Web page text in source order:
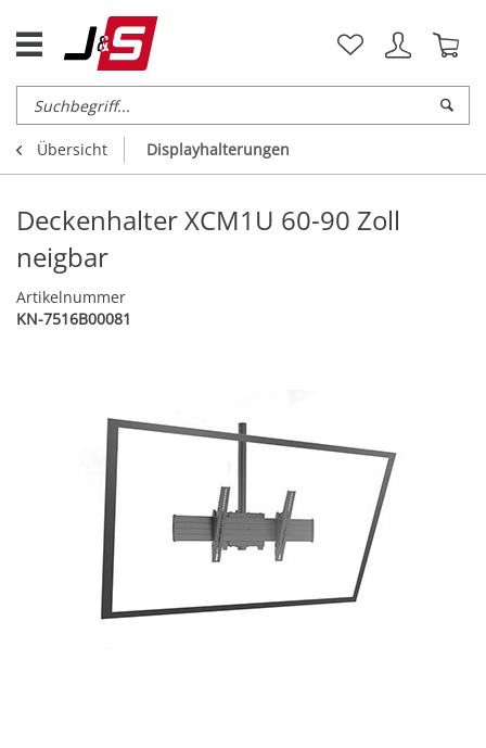
Übersicht Displayhalterungen
Deckenhalter XCM1U 60-90 Zoll
neigbar
Artikelnummer
KN-7516B00081